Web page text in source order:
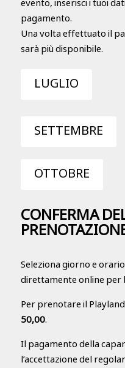
evento, inserisci i tuoi
pagamento.
Una volta effettuato il
sarà più disponibile.
LUGLIO
SETTEMBRE
OTTOBRE
CONFERMA
Seleziona giorno e
direttamente online per
Per prenotare il
50,00.
Il pagamento della
l’accettazione del